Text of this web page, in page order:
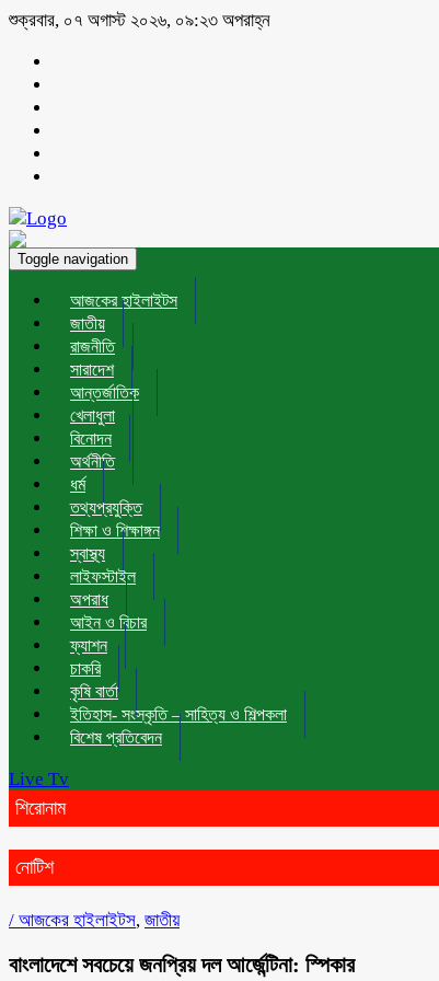
শুক্রবার, ০৭ অগাস্ট ২০২৬, ০৯:২৩ অপরাহ্ন
Toggle navigation
আজকের হাইলাইটস
জাতীয়
রাজনীতি
সারাদেশ
আন্তর্জাতিক
খেলাধুলা
বিনোদন
অর্থনীতি
ধর্ম
তথ্যপ্রযুক্তি
শিক্ষা ও শিক্ষাঙ্গন
স্বাস্থ্য
লাইফস্টাইল
অপরাধ
আইন ও বিচার
ফ্যাশন
চাকরি
কৃষি বার্তা
ইতিহাস- সংস্কৃতি – সাহিত্য ও শিল্পকলা
বিশেষ প্রতিবেদন
Live Tv
শিরোনাম
নোটিশ
/ আজকের হাইলাইটস, জাতীয়
বাংলাদেশে সবচেয়ে জনপ্রিয় দল আর্জেন্টিনা: স্পিকার